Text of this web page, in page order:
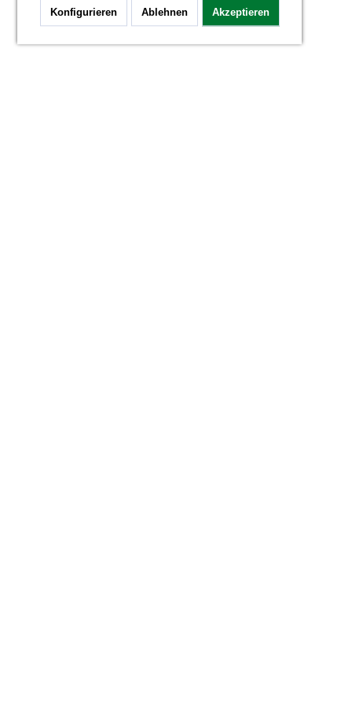
Konfigurieren Ablehnen Akzeptieren